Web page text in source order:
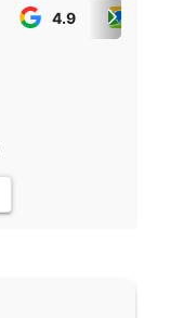
4.9